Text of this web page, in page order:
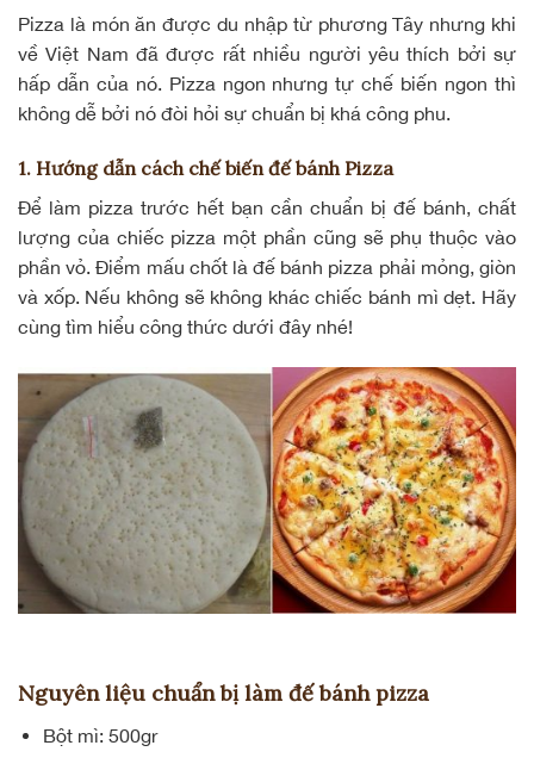
Pizza là món ăn được du nhập từ phương Tây nhưng khi
về Việt Nam đã được rất nhiều người yêu thích bởi sự
hấp dẫn của nó. Pizza ngon nhưng tự chế biến ngon thì
không dễ bởi nó đòi hỏi sự chuẩn bị khá công phu.
1. Hướng dẫn cách chế biến đế bánh Pizza
Để làm pizza trước hết bạn cần chuẩn bị đế bánh, chất
lượng của chiếc pizza một phần cũng sẽ phụ thuộc vào
phần vỏ. Điểm mấu chốt là đế bánh pizza phải mỏng, giòn
và xốp. Nếu không sẽ không khác chiếc bánh mì dẹt. Hãy
cùng tìm hiểu công thức dưới đây nhé!
Nguyên liệu chuẩn bị làm đế bánh pizza
Bột mì: 500gr